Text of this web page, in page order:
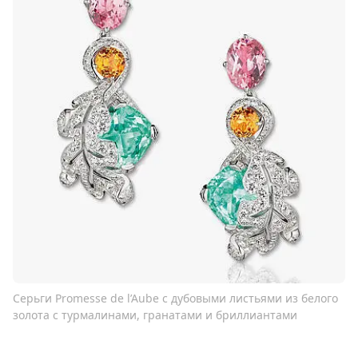
Серьги Promesse de l’Aube с дубовыми листьями из белого
золота с турмалинами, гранатами и бриллиантами